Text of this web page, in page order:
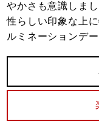
やかさも意識しま
性らしい印象な上
ルミネーションデ